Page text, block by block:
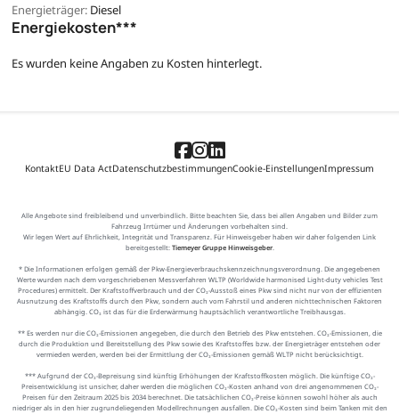
Energieträger: Diesel
Energiekosten***
Es wurden keine Angaben zu Kosten hinterlegt.
KontaktEU Data ActDatenschutzbestimmungenCookie-EinstellungenImpressum
Alle Angebote sind freibleibend und unverbindlich. Bitte beachten Sie, dass bei allen Angaben und Bilder zum
Fahrzeug Irrtümer und Änderungen vorbehalten sind.
Wir legen Wert auf Ehrlichkeit, Integrität und Transparenz. Für Hinweisgeber haben wir daher folgenden Link
bereitgestellt: Tiemeyer Gruppe Hinweisgeber.
* Die Informationen erfolgen gemäß der Pkw-Energieverbrauchskennzeichnungsverordnung. Die angegebenen
Werte wurden nach dem vorgeschriebenen Messverfahren WLTP (Worldwide harmonised Light-duty vehicles Test
Procedures) ermittelt. Der Kraftstoffverbrauch und der CO₂-Ausstoß eines Pkw sind nicht nur von der effizienten
Ausnutzung des Kraftstoffs durch den Pkw, sondern auch vom Fahrstil und anderen nichttechnischen Faktoren
abhängig. CO₂ ist das für die Erderwärmung hauptsächlich verantwortliche Treibhausgas.
** Es werden nur die CO₂-Emissionen angegeben, die durch den Betrieb des Pkw entstehen. CO₂-Emissionen, die
durch die Produktion und Bereitstellung des Pkw sowie des Kraftstoffes bzw. der Energieträger entstehen oder
vermieden werden, werden bei der Ermittlung der CO₂-Emissionen gemäß WLTP nicht berücksichtigt.
*** Aufgrund der CO₂-Bepreisung sind künftig Erhöhungen der Kraftstoffkosten möglich. Die künftige CO₂-
Preisentwicklung ist unsicher, daher werden die möglichen CO₂-Kosten anhand von drei angenommenen CO₂-
Preisen für den Zeitraum 2025 bis 2034 berechnet. Die tatsächlichen CO₂-Preise können sowohl höher als auch
niedriger als in den hier zugrundeliegenden Modellrechnungen ausfallen. Die CO₂-Kosten sind beim Tanken mit den